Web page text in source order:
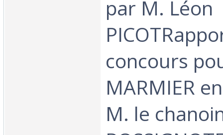
par M. Léon
concours
MARMIER
M. le